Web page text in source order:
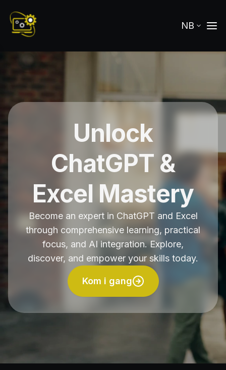
NB
Unlock
ChatGPT &
Excel Mastery
Become an expert in ChatGPT and Excel
through comprehensive learning, practical
focus, and AI integration. Explore,
discover, and empower your skills today.
Kom i gang